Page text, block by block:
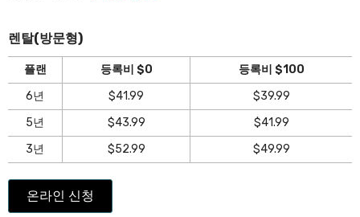
렌탈(방문형)
플랜 등록비 $0
등록비 $100
6년
$41.99
$39.99
5년
$43.99
$41.99
3년
$52.99 $49.99
온라인 신청